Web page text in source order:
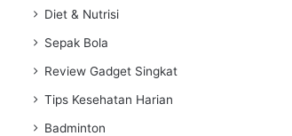
Diet & Nutrisi
Sepak Bola
Review Gadget Singkat
Tips Kesehatan Harian
Badminton